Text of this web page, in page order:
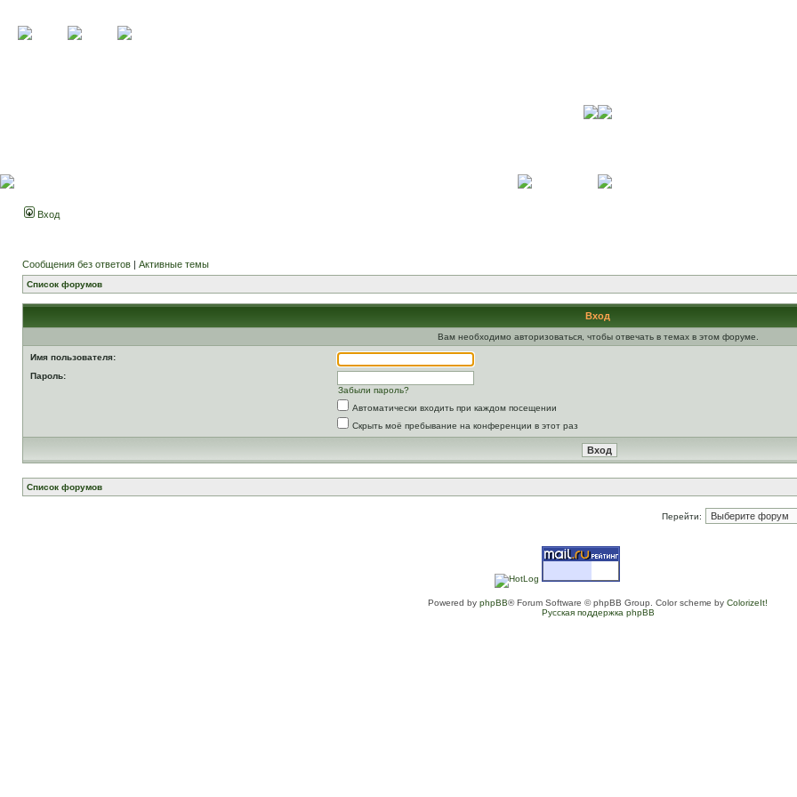
Вход
Сообщения без ответов | Активные темы
Список форумов
Вход
Вам необходимо авторизоваться, чтобы отвечать в темах в этом форуме.
Имя пользователя:
Пароль:
Забыли пароль?
Автоматически входить при каждом посещении
Скрыть моё пребывание на конференции в этот раз
Список форумов
Перейти:
Powered by phpBB® Forum Software © phpBB Group. Color scheme by ColorizeIt!
Русская поддержка phpBB